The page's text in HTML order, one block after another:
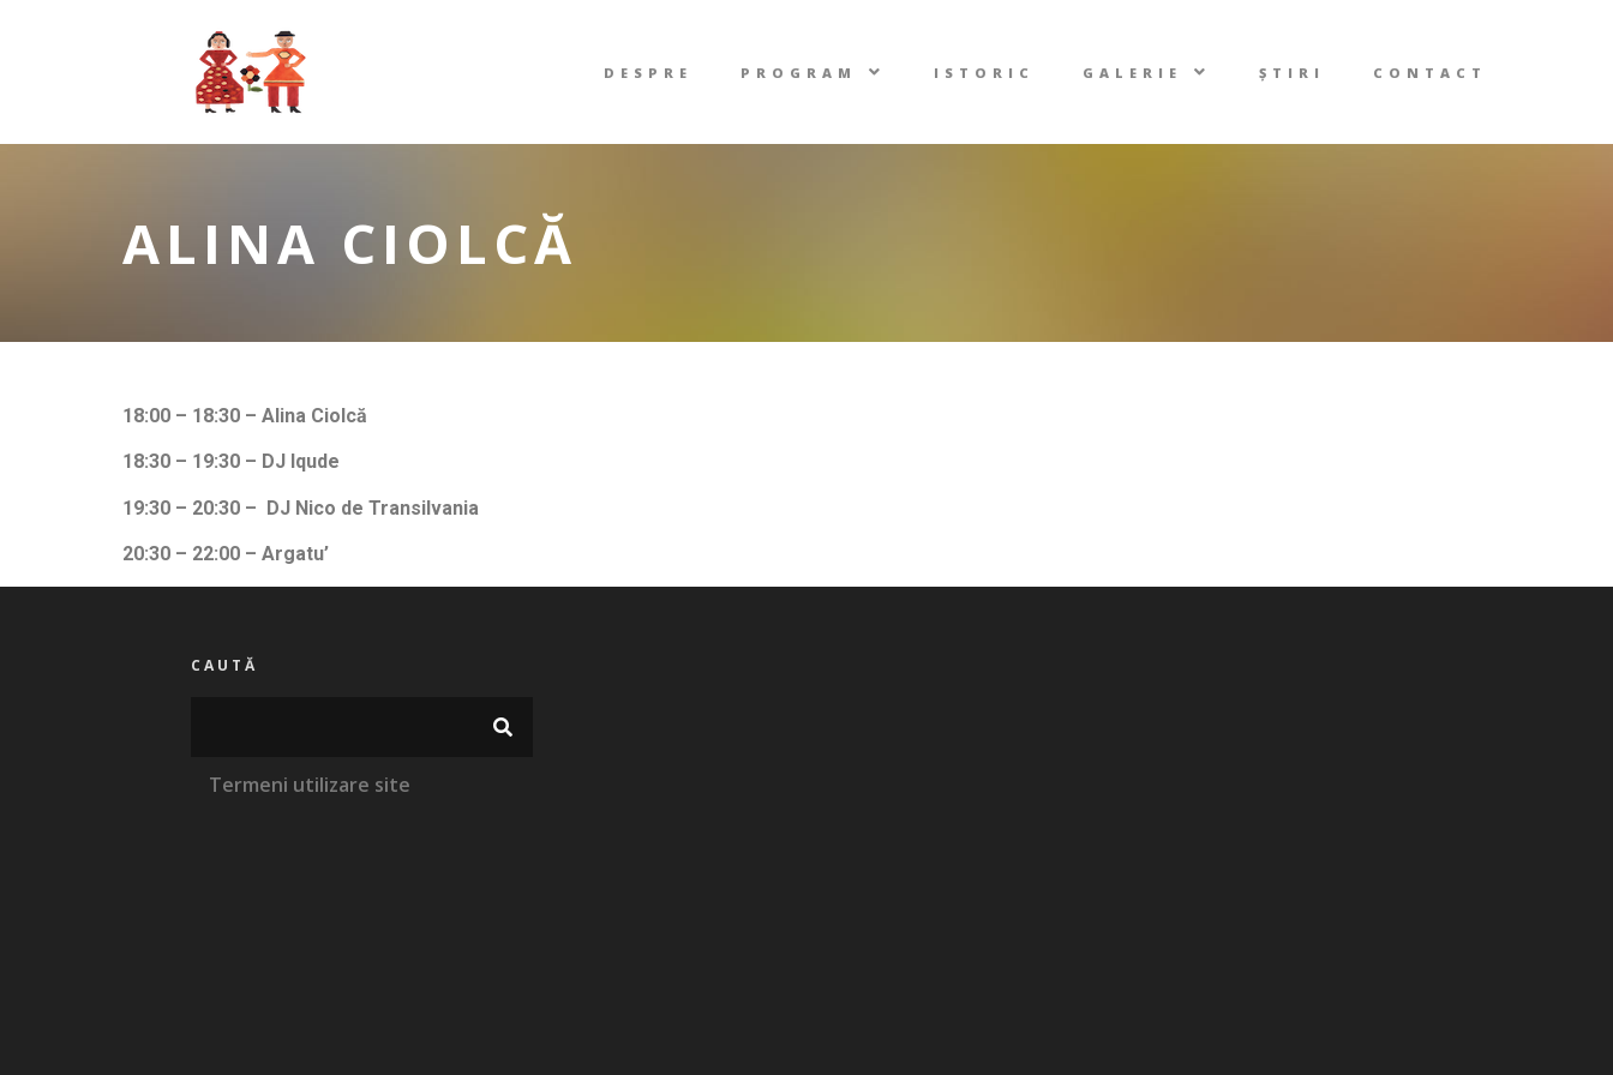
DESPRE PROGRAM ISTORIC GALERIE ȘTIRI CONTACT
ALINA CIOLCĂ
18:00 – 18:30 – Alina Ciolcă
18:30 – 19:30 – DJ Iqude
19:30 – 20:30 – DJ Nico de Transilvania
20:30 – 22:00 – Argatu’
CAUTĂ
Termeni utilizare site